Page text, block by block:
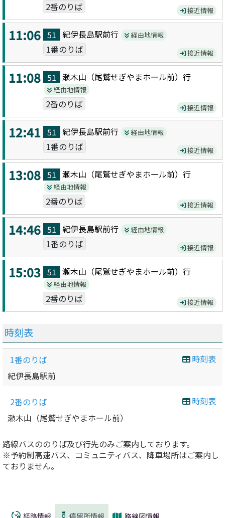
2番のりば 接近情報
11:06 51 紀伊長島駅前行 経由地情報
1番のりば 接近情報
11:08 51 瀬木山（尾鷲せぎやまホール前） 行
経由地情報
2番のりば 接近情報
12:41 51 紀伊長島駅前行 経由地情報
1番のりば 接近情報
13:08 51 瀬木山（尾鷲せぎやまホール前） 行
経由地情報
2番のりば 接近情報
14:46 51 紀伊長島駅前行 経由地情報
1番のりば 接近情報
15:03 51 瀬木山（尾鷲せぎやまホール前） 行
経由地情報
2番のりば 接近情報
時刻表
時刻表
1番のりば
紀伊長島駅前
時刻表
2番のりば
瀬木山（尾鷲せぎやまホール前）
路線バスののりば及び行先のみご案内しております。
※予約制高速バス、コミュニティバス、降車場所はご案内し
ておりません。
経路情報 停留所情報 路線図情報